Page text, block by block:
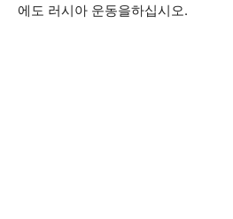
에도 러시아 운동을하십시오.